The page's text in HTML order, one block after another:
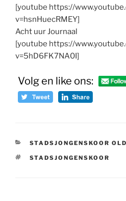
[youtube https://
v=hsnHuecRMEY]
Acht uur Journaal
[youtube https://
v=5hD6FK7NA0I]
Volg en like ons:
CATEGORIEËN
STADSJONGENSKOOR
TAGS
STADSJONGENSKOOR